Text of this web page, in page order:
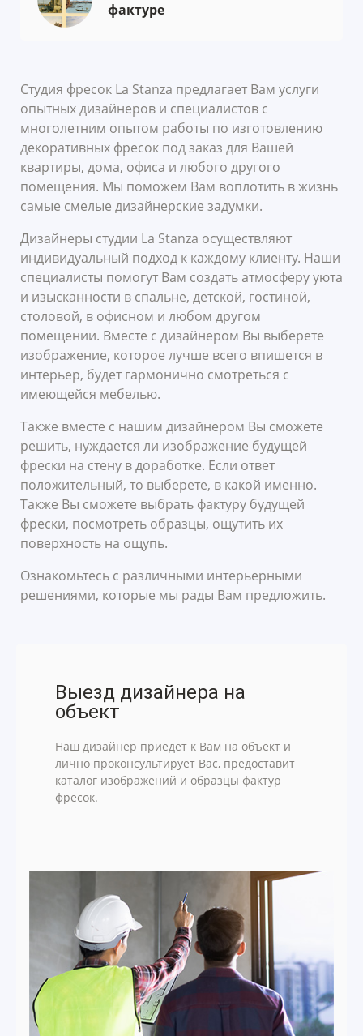
фактуре
Студия фресок La Stanza предлагает Вам услуги
опытных дизайнеров и специалистов с
многолетним опытом работы по изготовлению
декоративных фресок под заказ для Вашей
квартиры, дома, офиса и любого другого
помещения. Мы поможем Вам воплотить в жизнь
самые смелые дизайнерские задумки.
Дизайнеры студии La Stanza осуществляют
индивидуальный подход к каждому клиенту. Наши
специалисты помогут Вам создать атмосферу уюта
и изысканности в спальне, детской, гостиной,
столовой, в офисном и любом другом
помещении. Вместе с дизайнером Вы выберете
изображение, которое лучше всего впишется в
интерьер, будет гармонично смотреться с
имеющейся мебелью.
Также вместе с нашим дизайнером Вы сможете
решить, нуждается ли изображение будущей
фрески на стену в доработке. Если ответ
положительный, то выберете, в какой именно.
Также Вы сможете выбрать фактуру будущей
фрески, посмотреть образцы, ощутить их
поверхность на ощупь.
Ознакомьтесь с различными интерьерными
решениями, которые мы рады Вам предложить.
Выезд дизайнера на
объект
Наш дизайнер приедет к Вам на объект и
лично проконсультирует Вас, предоставит
каталог изображений и образцы фактур
фресок.